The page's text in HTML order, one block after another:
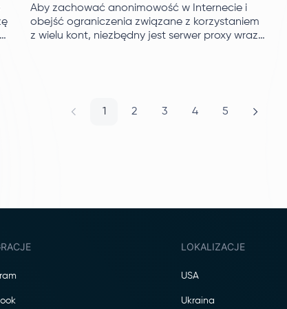
Aby zachować anonimowość w Internecie i
obejść ograniczenia związane z korzystaniem
z wielu kont, niezbędny jest serwer proxy wraz
1 2 3 4 5
LOKALIZACJE
USA
Ukraina